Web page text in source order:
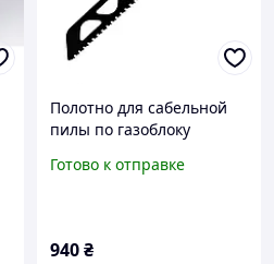
Полотно для сабельной
пилы по газоблоку
Готово к отправке
940₴